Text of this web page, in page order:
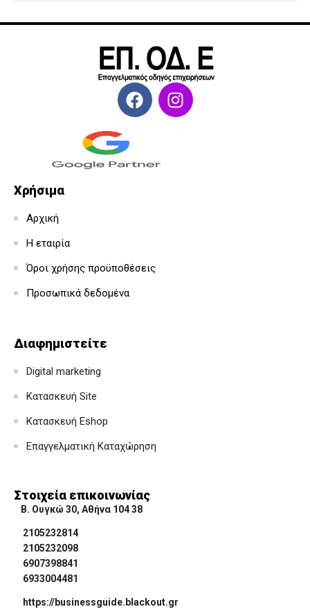
Χρήσιμα
Αρχική
Η εταιρία
Όροι χρήσης προϋποθέσεις
Προσωπικά δεδομένα
Διαφημιστείτε
Digital marketing
Κατασκευή Site
Κατασκευή Eshop
Επαγγελματική Καταχώρηση
Στοιχεία επικοινωνίας
Β. Ουγκώ 30, Αθήνα 104 38
2105232814
2105232098
6907398841
6933004481
https://businessguide.blackout.gr